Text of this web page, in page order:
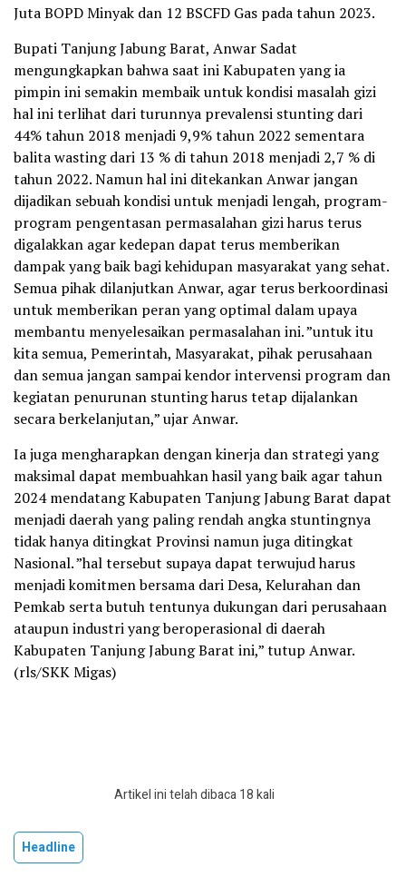
Juta BOPD Minyak dan 12 BSCFD Gas pada tahun 2023.
Bupati Tanjung Jabung Barat, Anwar Sadat
mengungkapkan bahwa saat ini Kabupaten yang ia
pimpin ini semakin membaik untuk kondisi masalah gizi
hal ini terlihat dari turunnya prevalensi stunting dari
44% tahun 2018 menjadi 9,9% tahun 2022 sementara
balita wasting dari 13 % di tahun 2018 menjadi 2,7 % di
tahun 2022. Namun hal ini ditekankan Anwar jangan
dijadikan sebuah kondisi untuk menjadi lengah, program-
program pengentasan permasalahan gizi harus terus
digalakkan agar kedepan dapat terus memberikan
dampak yang baik bagi kehidupan masyarakat yang sehat.
Semua pihak dilanjutkan Anwar, agar terus berkoordinasi
untuk memberikan peran yang optimal dalam upaya
membantu menyelesaikan permasalahan ini. ”untuk itu
kita semua, Pemerintah, Masyarakat, pihak perusahaan
dan semua jangan sampai kendor intervensi program dan
kegiatan penurunan stunting harus tetap dijalankan
secara berkelanjutan,” ujar Anwar.
Ia juga mengharapkan dengan kinerja dan strategi yang
maksimal dapat membuahkan hasil yang baik agar tahun
2024 mendatang Kabupaten Tanjung Jabung Barat dapat
menjadi daerah yang paling rendah angka stuntingnya
tidak hanya ditingkat Provinsi namun juga ditingkat
Nasional. ”hal tersebut supaya dapat terwujud harus
menjadi komitmen bersama dari Desa, Kelurahan dan
Pemkab serta butuh tentunya dukungan dari perusahaan
ataupun industri yang beroperasional di daerah
Kabupaten Tanjung Jabung Barat ini,” tutup Anwar.
(rls/SKK Migas)
Artikel ini telah dibaca 18 kali
Headline